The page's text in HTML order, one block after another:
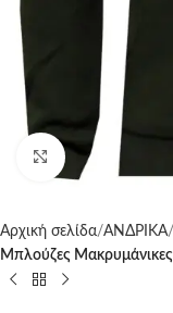
Click to enlarge
Αρχική σελίδα ΑΝΔΡΙΚΑ
Μπλούζες Μακρυμάνικες